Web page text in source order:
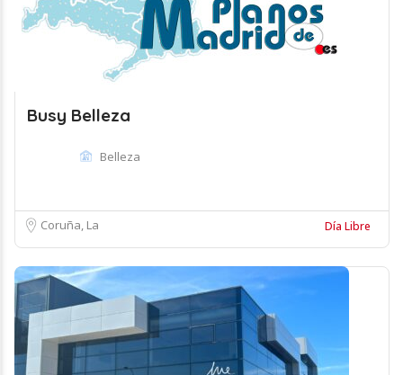
Busy Belleza
Belleza
Coruña, La Día Libre